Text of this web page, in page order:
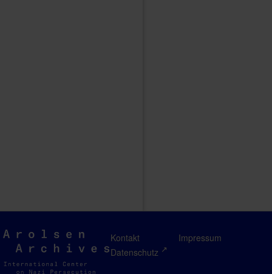
Arolsen
Archives
Kontakt
Impressum
Datenschutz